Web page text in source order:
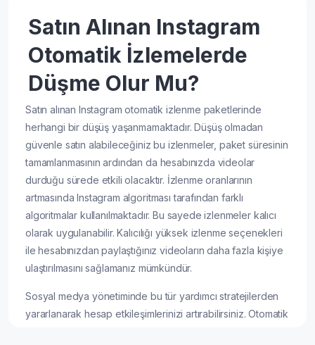
Satın Alınan Instagram
Otomatik İzlemelerde
Düşme Olur Mu?
Satın alınan Instagram otomatik izlenme paketlerinde
herhangi bir düşüş yaşanmamaktadır. Düşüş olmadan
güvenle satın alabileceğiniz bu izlenmeler, paket süresinin
tamamlanmasının ardından da hesabınızda videolar
durduğu sürede etkili olacaktır. İzlenme oranlarının
artmasında Instagram algoritması tarafından farklı
algoritmalar kullanılmaktadır. Bu sayede izlenmeler kalıcı
olarak uygulanabilir. Kalıcılığı yüksek izlenme seçenekleri
ile hesabınızdan paylaştığınız videoların daha fazla kişiye
ulaştırılmasını sağlamanız mümkündür.
Sosyal medya yönetiminde bu tür yardımcı stratejilerden
yararlanarak hesap etkileşimlerinizi artırabilirsiniz. Otomatik